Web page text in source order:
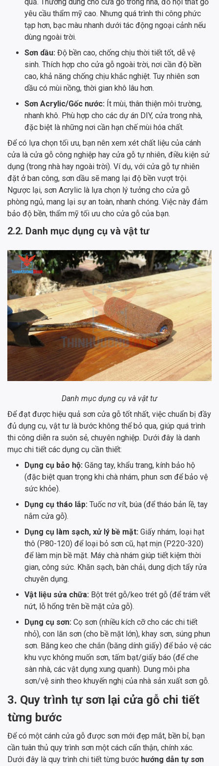
yêu cầu thẩm mỹ cao. Nhưng quá trình thi công phức
tạp hơn, bạc màu nhanh dưới tác động ngoại cảnh nếu
dùng ngoài trời.
Sơn dầu: Độ bền cao, chống chịu thời tiết tốt, dễ vệ
sinh. Thích hợp cho cửa gỗ ngoài trời, nơi cần độ bền
cao, khả năng chống chịu khắc nghiệt. Tuy nhiên sơn
dầu có mùi nồng, thời gian khô lâu hơn.
Sơn Acrylic/Gốc nước: Ít mùi, thân thiện môi trường,
nhanh khô. Phù hợp cho các dự án DIY, cửa trong nhà,
đặc biệt là những nơi cần hạn chế mùi hóa chất.
Để có lựa chọn tối ưu, bạn nên xem xét chất liệu của cánh
cửa là cửa gỗ công nghiệp hay cửa gỗ tự nhiên, điều kiện sử
dụng (trong nhà hay ngoài trời). Ví dụ, với cửa gỗ tự nhiên
đặt ở ban công, sơn dầu sẽ mang lại độ bền vượt trội.
Ngược lại, sơn Acrylic là lựa chọn lý tưởng cho cửa gỗ
phòng ngủ, mang lại sự an toàn, nhanh chóng. Việc này đảm
bảo độ bền, thẩm mỹ tối ưu cho cửa gỗ của bạn.
2.2. Danh mục dụng cụ và vật tư
Danh mục dụng cụ và vật tư
Để đạt được hiệu quả sơn cửa gỗ tốt nhất, việc chuẩn bị đầy
đủ dụng cụ, vật tư là bước không thể bỏ qua, giúp quá trình
thi công diễn ra suôn sẻ, chuyên nghiệp. Dưới đây là danh
mục chi tiết các dụng cụ cần thiết:
Dụng cụ bảo hộ: Găng tay, khẩu trang, kính bảo hộ
(đặc biệt quan trọng khi chà nhám, phun sơn để bảo vệ
sức khỏe).
Dụng cụ tháo lắp: Tuốc nơ vít, búa (để tháo bản lề, tay
nắm cửa gỗ).
Dụng cụ làm sạch, xử lý bề mặt: Giấy nhám, loại hạt
thô (P80-120) để loại bỏ sơn cũ, hạt mịn (P220-320)
để làm mịn bề mặt. Máy chà nhám giúp tiết kiệm thời
gian, công sức. Khăn sạch, bàn chải, dung dịch tẩy rửa
chuyên dụng.
Vật liệu sửa chữa: Bột trét gỗ/keo trét gỗ (để trám vết
nứt, lỗ hổng trên bề mặt cửa gỗ).
Dụng cụ sơn: Cọ sơn (nhiều kích cỡ cho các chi tiết
nhỏ), con lăn sơn (cho bề mặt lớn), khay sơn, súng phun
sơn. Băng keo che chắn (băng dính giấy) để bảo vệ các
khu vực không muốn sơn, tấm bạt/giấy báo (để che
sàn nhà, các vật dụng xung quanh). Dung môi pha
sơn/vệ sinh theo khuyến nghị của nhà sản xuất sơn gỗ.
3. Quy trình tự sơn lại cửa gỗ chi tiết
từng bước
Để có một cánh cửa gỗ được sơn mới đẹp mắt, bền bỉ, bạn
cần tuân thủ quy trình sơn một cách cẩn thận, chính xác.
Dưới đây là quy trình chi tiết từng bước hướng dẫn tự sơn